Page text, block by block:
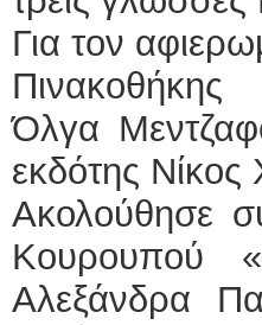
Για τον
Πινακοθήκης
Όλγα
εκδότης Νίκος
Ακολούθησε
Κουρουπού
Αλεξάνδρα